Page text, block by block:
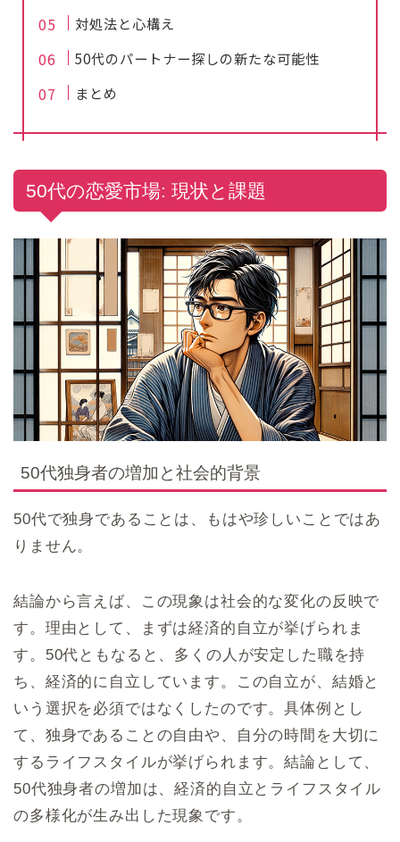
対処法と心構え
50代のパートナー探しの新たな可能性
まとめ
50代の恋愛市場: 現状と課題
50代独身者の増加と社会的背景
50代で独身であることは、もはや珍しいことではあ
りません。
結論から言えば、この現象は社会的な変化の反映で
す。理由として、まずは経済的自立が挙げられま
す。50代ともなると、多くの人が安定した職を持
ち、経済的に自立しています。この自立が、結婚と
いう選択を必須ではなくしたのです。具体例とし
て、独身であることの自由や、自分の時間を大切に
するライフスタイルが挙げられます。結論として、
50代独身者の増加は、経済的自立とライフスタイル
の多様化が生み出した現象です。